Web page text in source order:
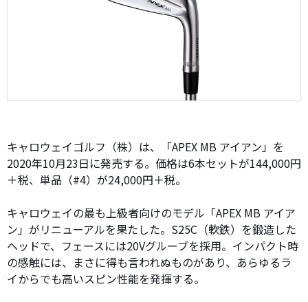
キャロウェイゴルフ（株）は、「APEX MB アイアン」を
2020年10月23日に発売する。価格は6本セットが144,000円
＋税、単品（#4）が24,000円＋税。
キャロウェイの最も上級者向けのモデル「APEX MB アイア
ン」がリニューアルを果たした。S25C（軟鉄）を鍛造した
ヘッドで、フェースには20Vグルーブを採用。インパクト時
の感触には、まさに得も言われぬものがあり、あらゆるラ
イからでも高いスピン性能を発揮する。